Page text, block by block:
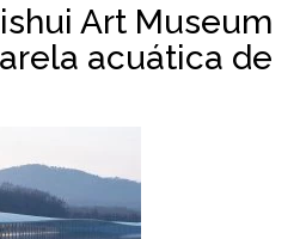
Art Museum
acuática de